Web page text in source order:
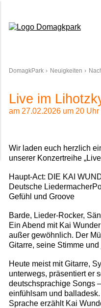
DomagkPark Neuigkeiten
Live im
am 27.02.2026 um 20 Uhr
Wir laden euch herzlich
unserer Konzertreihe
Haupt-Act: DIE KAI
Deutsche
Gefühl und Groove
Barde, Lieder-Rocker,
Ein Abend mit Kai
außer gewöhnlich. Der
Gitarre, seine Stimme
Heute meist mit Gitarre,
unterwegs, präsentiert er
deutschsprachige Songs
einfühlsam und
Sprache erzählt Kai